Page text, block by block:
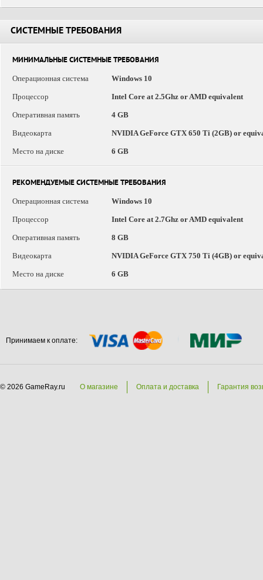
СИСТЕМНЫЕ ТРЕБОВАНИЯ
МИНИМАЛЬНЫЕ СИСТЕМНЫЕ ТРЕБОВАНИЯ
Операционная система
Windows 10
Процессор Intel Core at 2.5Ghz or AMD equivalent
Оперативная память 4 GB
Видеокарта NVIDIA GeForce GTX 650 Ti (2GB) or
Место на диске 6 GB
РЕКОМЕНДУЕМЫЕ СИСТЕМНЫЕ ТРЕБОВАНИЯ
Операционная система
Windows 10
Процессор Intel Core at 2.7Ghz or AMD equivalent
Оперативная память 8 GB
Видеокарта NVIDIA GeForce GTX 750 Ti (4GB) or
Место на диске 6 GB
Принимаем к оплате:
© 2026 GameRay.ru О магазине Оплата и доставка Гарантия